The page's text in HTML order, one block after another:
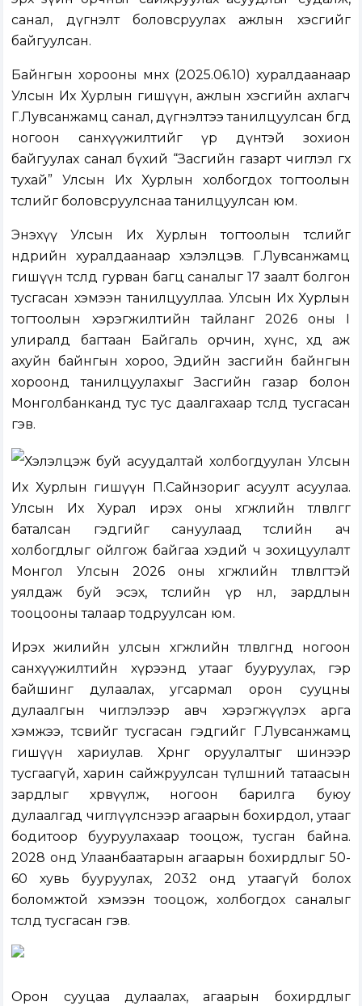
санал, дүгнэлт боловсруулах ажлын хэсгийг
байгуулсан.
Байнгын хорооны өмнөх (2025.06.10) хуралдаанаар
Улсын Их Хурлын гишүүн, ажлын хэсгийн ахлагч
Г.Лувсанжамц санал, дүгнэлтээ танилцуулсан бөгөөд
ногоон санхүүжилтийг үр дүнтэй зохион
байгуулах санал бүхий “Засгийн газарт чиглэл өгөх
тухай” Улсын Их Хурлын холбогдох тогтоолын
төслийг боловсруулснаа танилцуулсан юм.
Энэхүү Улсын Их Хурлын тогтоолын төслийг
өнөөдрийн хуралдаанаар хэлэлцэв. Г.Лувсанжамц
гишүүн төсөлд гурван багц саналыг 17 заалт болгон
тусгасан хэмээн танилцууллаа. Улсын Их Хурлын
тогтоолын хэрэгжилтийн тайланг 2026 оны I
улиралд багтаан Байгаль орчин, хүнс, хөдөө аж
ахуйн байнгын хороо, Эдийн засгийн байнгын
хороонд танилцуулахыг Засгийн газар болон
Монголбанканд тус тус даалгахаар төсөлд тусгасан
гэв.
Хэлэлцэж буй асуудалтай холбогдуулан Улсын
Их Хурлын гишүүн П.Сайнзориг асуулт асуулаа.
Улсын Их Хурал ирэх оны хөгжлийн төлөвлөгөөг
баталсан гэдгийг сануулаад төслийн ач
холбогдлыг ойлгож байгаа хэдий ч зохицуулалт
Монгол Улсын 2026 оны хөгжлийн төлөвлөгөөтэй
уялдаж буй эсэх, төслийн үр нөлөө, зардлын
тооцооны талаар тодруулсан юм.
Ирэх жилийн улсын хөгжлийн төлөвлөгөөнд ногоон
санхүүжилтийн хүрээнд утааг бууруулах, гэр
байшинг дулаалах, угсармал орон сууцны
дулаалгын чиглэлээр авч хэрэгжүүлэх арга
хэмжээ, төсвийг тусгасан гэдгийг Г.Лувсанжамц
гишүүн хариулав. Хөрөнгө оруулалтыг шинээр
тусгаагүй, харин сайжруулсан түлшний татаасын
зардлыг хөрвүүлж, ногоон барилга буюу
дулаалгад чиглүүлснээр агаарын бохирдол, утааг
бодитоор бууруулахаар тооцож, тусган байна.
2028 онд Улаанбаатарын агаарын бохирдлыг 50-
60 хувь бууруулах, 2032 онд утаагүй болох
боломжтой хэмээн тооцож, холбогдох саналыг
төсөлд тусгасан гэв.
Орон сууцаа дулаалах, агаарын бохирдлыг